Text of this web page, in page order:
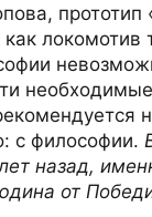
прототип
локомотив
с философии.
назад,
от